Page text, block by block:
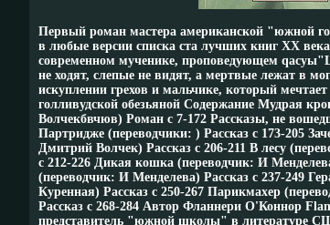
Первый роман мастера американской "южной
в любые версии списка ста лучших книг XX
современном мученике, проповедующем
не ходят, слепые не видят, а мертвые лежат в
искуплении грехов и мальчике, который
голливудской обезьяной Содержание Мудрая
Волчекбвчюв) Роман c 7-172 Рассказы, не
Партридже (переводчики: ) Рассказ c 173-205
Дмитрий Волчек) Рассказ c 206-211 В лесу
c 212-226 Дикая кошка (переводчик: И
(переводчик: И Менделева) Рассказ c 237-249
Куренная) Рассказ c 250-267 Парикмахер
Рассказ c 268-284 Автор Фланнери О'Коннор
представитель "южной школы" в литературе